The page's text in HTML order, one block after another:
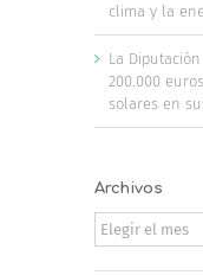
clima y la
La
200.000
solares en
Archivos
Archivos